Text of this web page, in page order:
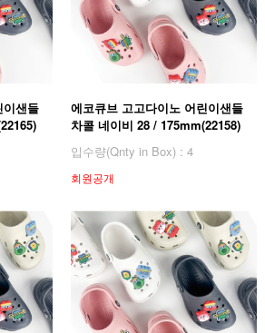
이샌들
에코큐브 고고다이노 어린이샌들
차콜 네이비 28 / 175mm(22158)
입수량(Qnty in Box) : 4
회원공개